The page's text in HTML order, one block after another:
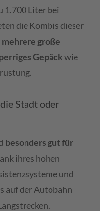
1.700 Liter bei
die Kombis dieser
mehrere große
Gepäckwie
Stadt oder
besonders gut für
ihres hohen
und
auf der Autobahn